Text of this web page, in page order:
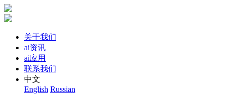
关于我们
ai资讯
ai应用
联系我们
中文
English Russian